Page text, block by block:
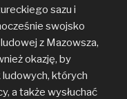
sazu i
swojsko
z Mazowsza,
okazję, by
których
a także wysłuchać